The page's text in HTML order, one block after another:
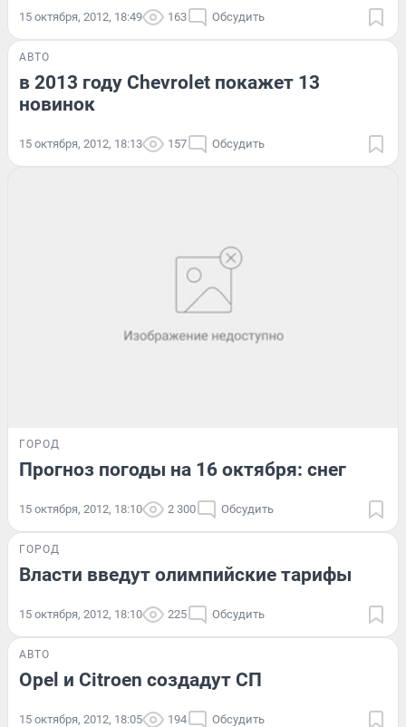
15 октября, 2012, 18:49 163 Обсудить
АВТО
в 2013 году Chevrolet покажет 13
новинок
15 октября, 2012, 18:13 157 Обсудить
ГОРОД
Прогноз погоды на 16 октября: снег
15 октября, 2012, 18:10 2 300 Обсудить
ГОРОД
Власти введут олимпийские тарифы
15 октября, 2012, 18:10 225 Обсудить
АВТО
Opel и Citroen создадут СП
15 октября, 2012, 18:05 194 Обсудить